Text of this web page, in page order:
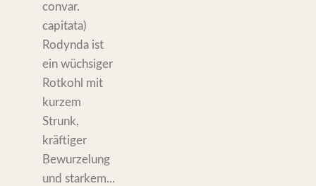
convar.
capitata)
Rodynda ist
ein wüchsiger
Rotkohl mit
kurzem
Strunk,
kräftiger
Bewurzelung
und starkem...